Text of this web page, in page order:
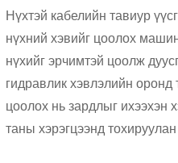
Нүхтэй кабелийн тавиур
нүхний хэвийг цоолох
нүхийг эрчимтэй цоолж
гидравлик хэвлэлийн
цоолох нь зардлыг ихээхэн
таны хэрэгцээнд